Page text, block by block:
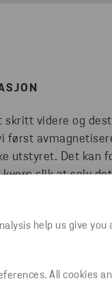
help us give
All cookies
skritt videre og
først
utstyret. Det kan
slik at selv
igjen er finfordelt
digitalt materiale
gjennom en